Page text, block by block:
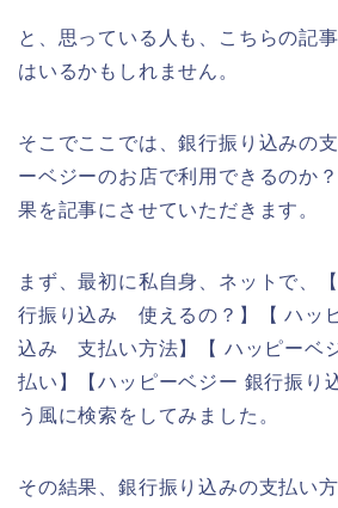
と、思っている人も、こちらの記
はいるかもしれません。
そこでここでは、銀行振り込みの
ーベジーのお店で利用できるのか
果を記事にさせていただきます。
まず、最初に私自身、ネットで、
行振り込み 使えるの？】【 ハッ
込み 支払い方法】【 ハッピーベ
払い】【ハッピーベジー 銀行振
う風に検索をしてみました。
その結果、銀行振り込みの支払い